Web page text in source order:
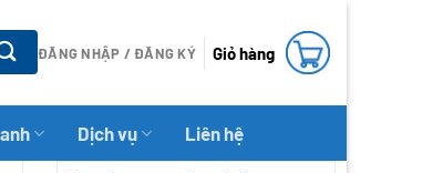
ĐĂNG NHẬP / ĐĂNG KÝ Giỏ hàng
Dịch vụ Liên hệ